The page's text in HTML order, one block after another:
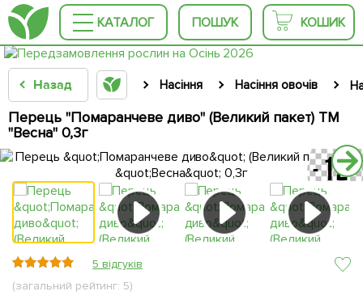
КАТАЛОГ ПОШУК КОШИК
Назад Насіння Насіння овочів
Перець "Помаранчеве диво" (Великий пакет) ТМ
"Весна" 0,3г
5 відгуків
(загальний рейтинг: 5)